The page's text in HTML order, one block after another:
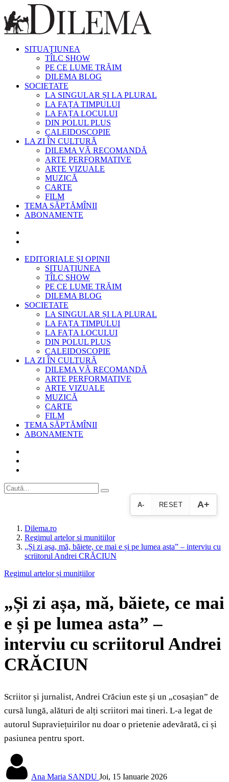
SITUAȚIUNEA
TÎLC SHOW
PE CE LUME TRĂIM
DILEMA BLOG
SOCIETATE
LA SINGULAR ȘI LA PLURAL
LA FAȚA TIMPULUI
LA FAȚA LOCULUI
DIN POLUL PLUS
CALEIDOSCOPIE
LA ZI ÎN CULTURĂ
DILEMA VĂ RECOMANDĂ
ARTE PERFORMATIVE
ARTE VIZUALE
MUZICĂ
CARTE
FILM
TEMA SĂPTĂMÎNII
ABONAMENTE
EDITORIALE ȘI OPINII
SITUAȚIUNEA
TÎLC SHOW
PE CE LUME TRĂIM
DILEMA BLOG
SOCIETATE
LA SINGULAR ȘI LA PLURAL
LA FAȚA TIMPULUI
LA FAȚA LOCULUI
DIN POLUL PLUS
CALEIDOSCOPIE
LA ZI ÎN CULTURĂ
DILEMA VĂ RECOMANDĂ
ARTE PERFORMATIVE
ARTE VIZUALE
MUZICĂ
CARTE
FILM
TEMA SĂPTĂMÎNII
ABONAMENTE
A- RESET A+
Dilema.ro
Regimul artelor si munitiilor
„Și zi așa, mă, băiete, ce mai e și pe lumea asta” – interviu cu
scriitorul Andrei CRĂCIUN
Regimul artelor și munițiilor
„Și zi așa, mă, băiete, ce mai
e și pe lumea asta” –
interviu cu scriitorul Andrei
CRĂCIUN
Scriitor și jurnalist, Andrei Crăciun este și un „cosașian” de
cursă lungă, alături de alți scriitori mai tineri. L-a legat de
autorul Supraviețuirilor nu doar o prietenie adevărată, ci și
pasiunea pentru sport.
Ana Maria SANDU Joi, 15 Ianuarie 2026